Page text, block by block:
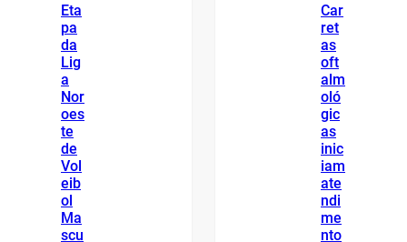
Eta
pa
da
Lig
a
Nor
oes
te
de
Vol
eib
ol
Ma
scu
Car
ret
as
oft
alm
oló
gic
as
inic
iam
ate
ndi
me
nto